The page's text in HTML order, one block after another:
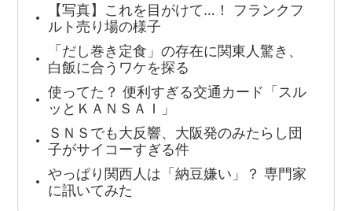
【写真】これを目がけて…！ フランクフ
ルト売り場の様子
「だし巻き定食」の存在に関東人驚き、
白飯に合うワケを探る
使ってた？ 便利すぎる交通カード「スル
ッとＫＡＮＳＡＩ」
ＳＮＳでも大反響、大阪発のみたらし団
子がサイコーすぎる件
やっぱり関西人は「納豆嫌い」？ 専門家
に訊いてみた